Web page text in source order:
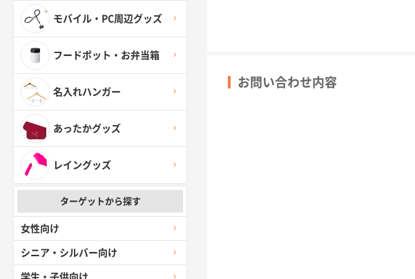
モバイル・PC周辺グッズ
フードポット・お弁当箱
名入れハンガー
あったかグッズ
レイングッズ
ターゲットから探す
女性向け
シニア・シルバー向け
学生・子供向け
お問い合わせ内容